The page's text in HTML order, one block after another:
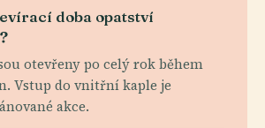
doba opatství
otevřeny po celý rok během
Vstup do vnitřní kaple je
akce.